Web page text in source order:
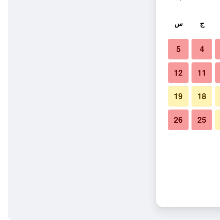
ج س
4
5
11
12
18
19
25
26